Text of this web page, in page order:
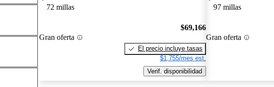
72 millas
Gran oferta
$69,166
El precio incluye tasas
$1,755/mes est.
Verif. disponibilidad
97 millas
Gran oferta